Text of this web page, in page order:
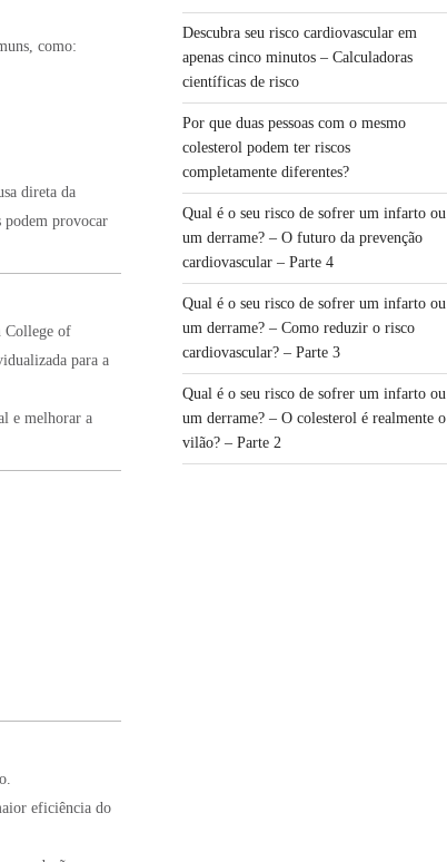
como:
direta da
podem provocar
College of
para a
e melhorar a
eficiência do
Descubra seu risco cardiovascular em
apenas cinco minutos – Calculadoras
científicas de risco
Por que duas pessoas com o mesmo
colesterol podem ter riscos
completamente diferentes?
Qual é o seu risco de sofrer um infarto ou
um derrame? – O futuro da prevenção
cardiovascular – Parte 4
Qual é o seu risco de sofrer um infarto ou
um derrame? – Como reduzir o risco
cardiovascular? – Parte 3
Qual é o seu risco de sofrer um infarto ou
um derrame? – O colesterol é realmente o
vilão? – Parte 2